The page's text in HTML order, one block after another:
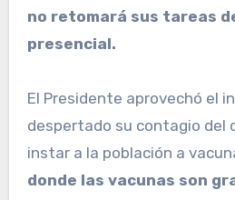
no retomará sus tareas
presencial.
El Presidente aprovechó el
despertado su contagio del
instar a la población a
donde las vacunas son